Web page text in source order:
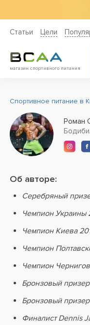
Статьи Цели
магазин спортивного питания
Спортивное питание в
Роман
Об авторе:
Серебряный
Чемпион Украины
Чемпион Киева
Чемпион
Чемпион
Бронзовый
Бронзовый
Финалист Dennis